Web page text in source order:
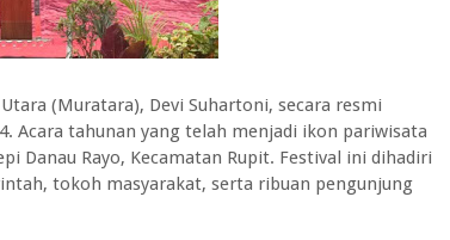
(Muratara), Devi Suhartoni, secara resmi
Acara tahunan yang telah menjadi ikon pariwisata
Danau Rayo, Kecamatan Rupit. Festival ini dihadiri
tokoh masyarakat, serta ribuan pengunjung